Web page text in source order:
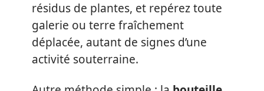
résidus de plantes, et repérez toute
galerie ou terre fraîchement
déplacée, autant de signes d’une
activité souterraine.